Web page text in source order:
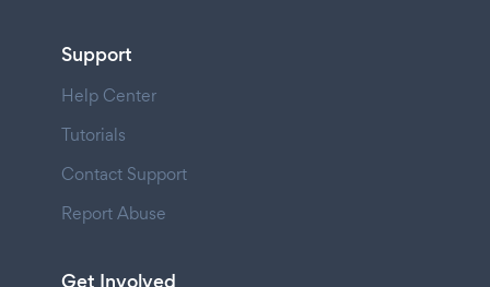
Support
Help Center
Tutorials
Contact Support
Report Abuse